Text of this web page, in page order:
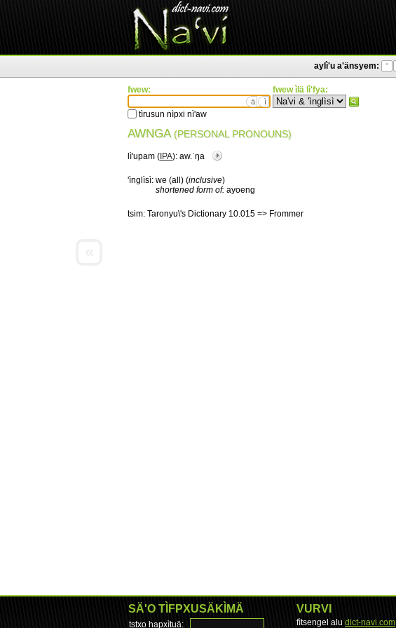
aylì'u a'änsyem: '
fwew:
ä ì
tìrusun nìpxi nì'aw
fwew ìlä lì'fya:
AWNGA (PERSONAL PRONOUNS)
lì'upam ( IPA): aw.ˈŋa
'ìnglìsì: we (all) (inclusive)
shortened form of: ayoeng
tsim: Taronyu\'s Dictionary 10.015 => Frommer
SÄ'O TÌFPXUSÄKÌMÄ
tstxo hapxìtuä:
VURVI
fìtsengel alu dict-navi.com